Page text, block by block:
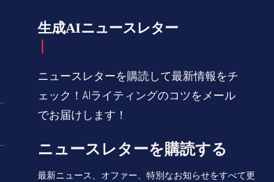
生成AIニュースレター
ニュースレターを購読して最新情報をチ
ェック！AIライティングのコツをメール
でお届けします！
ニュースレターを購読する
最新ニュース、オファー、特別なお知らせをすべて更